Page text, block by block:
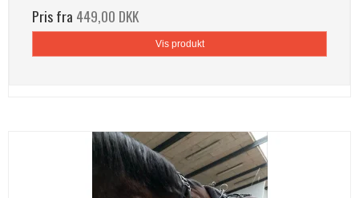
Pris fra 449,00 DKK
Vis produkt